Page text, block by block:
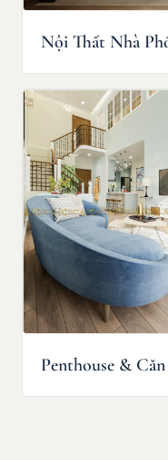
Nội Thất Nhà
Penthouse &